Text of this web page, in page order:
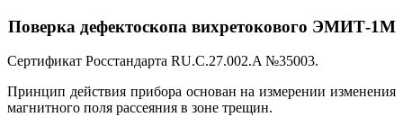
Поверка дефектоскопа вихретокового ЭМИТ-1М
Сертификат Росстандарта RU.C.27.002.A №35003.
Принцип действия прибора основан на измерении изменения
магнитного поля рассеяния в зоне трещин.